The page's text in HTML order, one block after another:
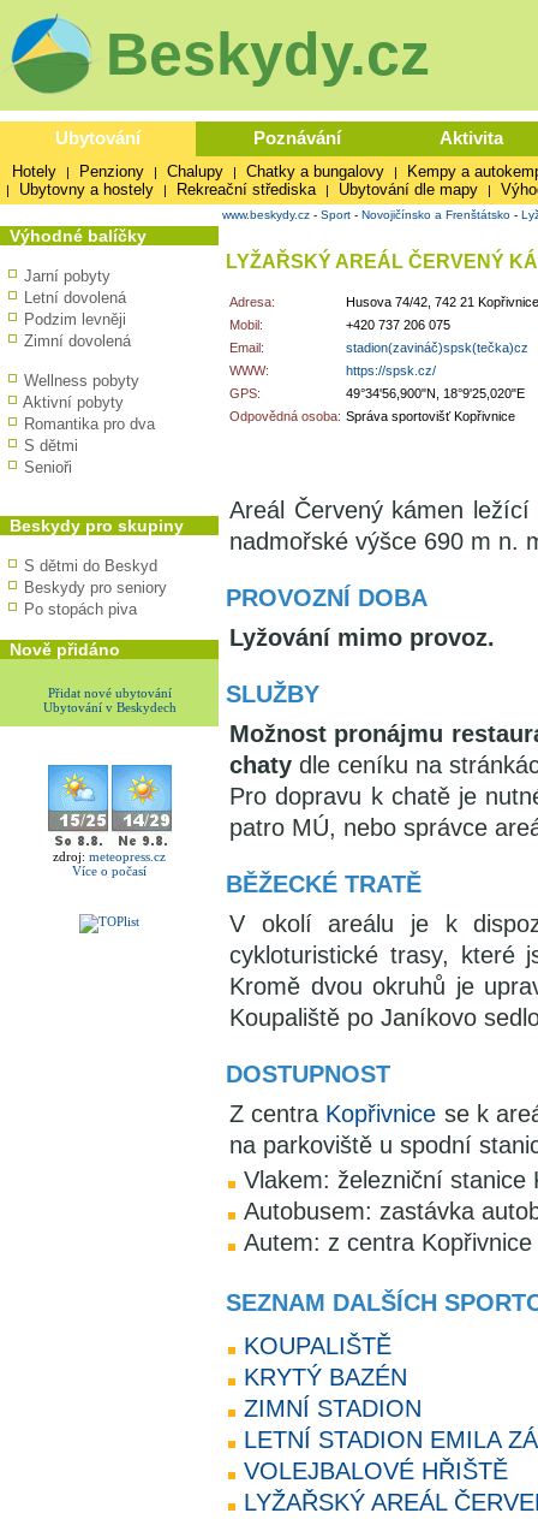
Beskydy.cz
Ubytování Poznávání Aktivita
Hotely | Penziony | Chalupy | Chatky a bungalovy | Kempy a
| Ubytovny a hostely | Rekreační střediska | Ubytování dle mapy |
Výhodné balíčky
Jarní pobyty
Letní dovolená
Podzim levněji
Zimní dovolená
Wellness pobyty
Aktivní pobyty
Romantika pro dva
S dětmi
Senioři
Beskydy pro skupiny
S dětmi do Beskyd
Beskydy pro seniory
Po stopách piva
Nově přidáno
Přidat nové ubytování
Ubytování v Beskydech
zdroj: meteopress.cz
Více o počasí
www.beskydy.cz - Sport - Novojičínsko a Frenštátsko -
LYŽAŘSKÝ AREÁL ČERVENÝ
Adresa:
Husova 74/42, 742 21 Kopřivnice
Mobil:
+420 737 206 075
Email:
stadion(zavináč)spsk(tečka)cz
WWW:
https://spsk.cz/
GPS:
49°34'56,900"N, 18°9'25,020"E
Odpovědná osoba: Správa sportovišť Kopřivnice
Areál Červený kámen
nadmořské výšce 690 m n.
PROVOZNÍ DOBA
Lyžování mimo provoz.
SLUŽBY
Možnost pronájmu
chaty dle ceníku na
Pro dopravu k chatě je
patro MÚ, nebo správce
BĚŽECKÉ TRATĚ
V okolí areálu je k
cykloturistické trasy, které
Kromě dvou okruhů je
Koupaliště po Janíkovo
DOSTUPNOST
Z centra Kopřivnice se k
na parkoviště u spodní
Vlakem: železniční stanice
Autobusem: zastávka
Autem: z centra
SEZNAM DALŠÍCH
KOUPALIŠTĚ
KRYTÝ BAZÉN
ZIMNÍ STADION
LETNÍ STADION EMILA
VOLEJBALOVÉ HŘIŠTĚ
LYŽAŘSKÝ AREÁL